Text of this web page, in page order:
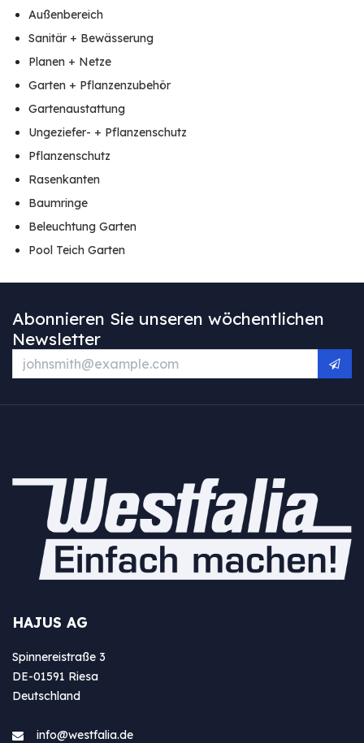
Außenbereich
Sanitär + Bewässerung
Planen + Netze
Garten + Pflanzenzubehör
Gartenaustattung
Ungeziefer- + Pflanzenschutz
Pflanzenschutz
Rasenkanten
Baumringe
Beleuchtung Garten
Pool Teich Garten
Abonnieren Sie unseren wöchentlichen
Newsletter
HAJUS AG
Spinnereistraße 3
DE-01591 Riesa
Deutschland
info@westfa​lia.de